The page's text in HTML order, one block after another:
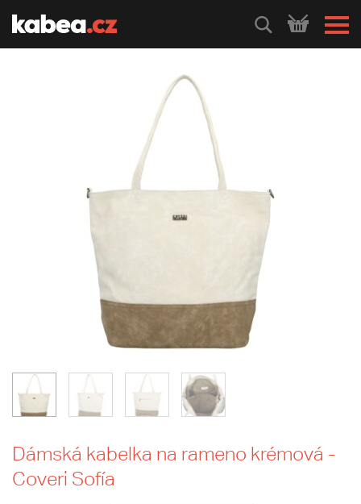
HLEDEJ
Dámská kabelka na rameno krémová -
Coveri Sofía